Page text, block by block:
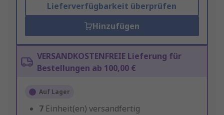
Lieferverfügbarkeit überprüfen
Hinzufügen
VERSANDKOSTENFREIE Lieferung für
Bestellungen ab 100,00 €
Auf Lager
7 Einheit(en) versandfertig